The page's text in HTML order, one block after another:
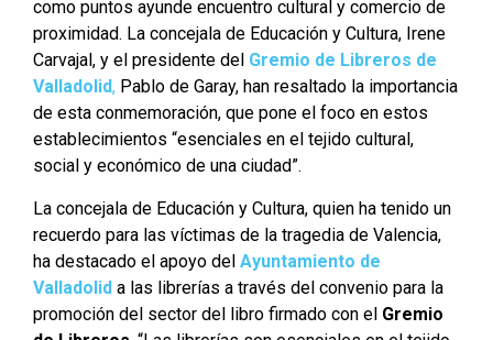
como puntos ayunde encuentro cultural y comercio de
proximidad. La concejala de Educación y Cultura, Irene
Carvajal, y el presidente del Gremio de Libreros de
Valladolid, Pablo de Garay, han resaltado la importancia
de esta conmemoración, que pone el foco en estos
establecimientos “esenciales en el tejido cultural,
social y económico de una ciudad”.
La concejala de Educación y Cultura, quien ha tenido un
recuerdo para las víctimas de la tragedia de Valencia,
ha destacado el apoyo del Ayuntamiento de
Valladolid a las librerías a través del convenio para la
promoción del sector del libro firmado con el Gremio